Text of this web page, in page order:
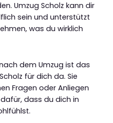
Umzug Scholz kann dir
sein und unterstützt
was du wirklich
dem Umzug ist das
für dich da. Sie
Fragen oder Anliegen
dass du dich in